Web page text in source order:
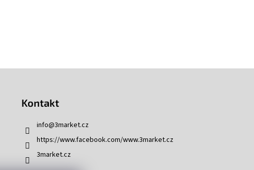
Kontakt
info@3market.cz
https://www.facebook.com/www.3market.cz
3market.cz